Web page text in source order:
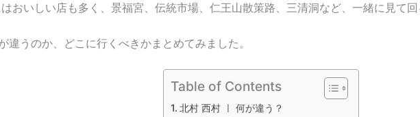
おいしい店も多く、景福宮、伝統市場、仁王山散策路、三清洞など、一緒に見て回
違うのか、どこに行くべきかまとめてみました。
Table of Contents
北村 西村 ㅣ 何が違う？